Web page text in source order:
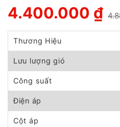
gốc
là:
4.880.000 ₫.
4.400.000 ₫
hiện
tại
4.400.000 ₫.
Thương Hiệu
Lưu lượng gió
Công suất
Điện áp
Cột áp